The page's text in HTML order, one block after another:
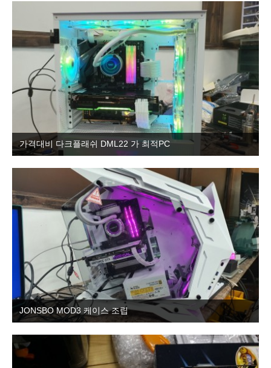
가격대비 다크플래쉬 DML22 가 최적PC
JONSBO MOD3 케이스 조립